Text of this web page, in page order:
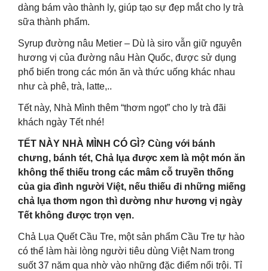
dàng bám vào thành ly, giúp tạo sự đẹp mắt cho ly trà
sữa thành phẩm.
Syrup đường nâu Metier – Dù là siro vẫn giữ nguyên
hương vị của đường nâu Hàn Quốc, được sử dụng
phổ biến trong các món ăn và thức uống khác nhau
như cà phê, trà, latte,..
Tết này, Nhà Mình thêm “thơm ngọt” cho ly trà đãi
khách ngày Tết nhé!
TẾT NÀY NHÀ MÌNH CÓ GÌ? Cùng với bánh
chưng, bánh tét, Chả lụa được xem là một món ăn
không thể thiếu trong các mâm cỗ truyền thống
của gia đình người Việt, nếu thiếu đi những miếng
chả lụa thơm ngon thì dường như hương vị ngày
Tết không được trọn vẹn.
Chả Lụa Quết Cầu Tre, một sản phẩm Cầu Tre tự hào
có thể làm hài lòng người tiêu dùng Việt Nam trong
suốt 37 năm qua nhờ vào những đặc điểm nổi trội. Tỉ